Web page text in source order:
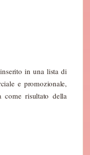
in una lista di
e promozionale,
come risultato della